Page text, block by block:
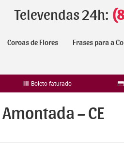
Televendas 24h:
Coroas de Flores Frases para a
Boleto faturado
– CE